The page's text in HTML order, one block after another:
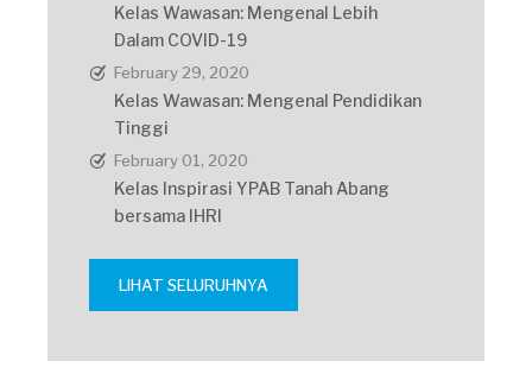
Kelas Wawasan: Mengenal Lebih
Dalam COVID-19
February 29, 2020
Kelas Wawasan: Mengenal Pendidikan
Tinggi
February 01, 2020
Kelas Inspirasi YPAB Tanah Abang
bersama IHRI
LIHAT SELURUHNYA